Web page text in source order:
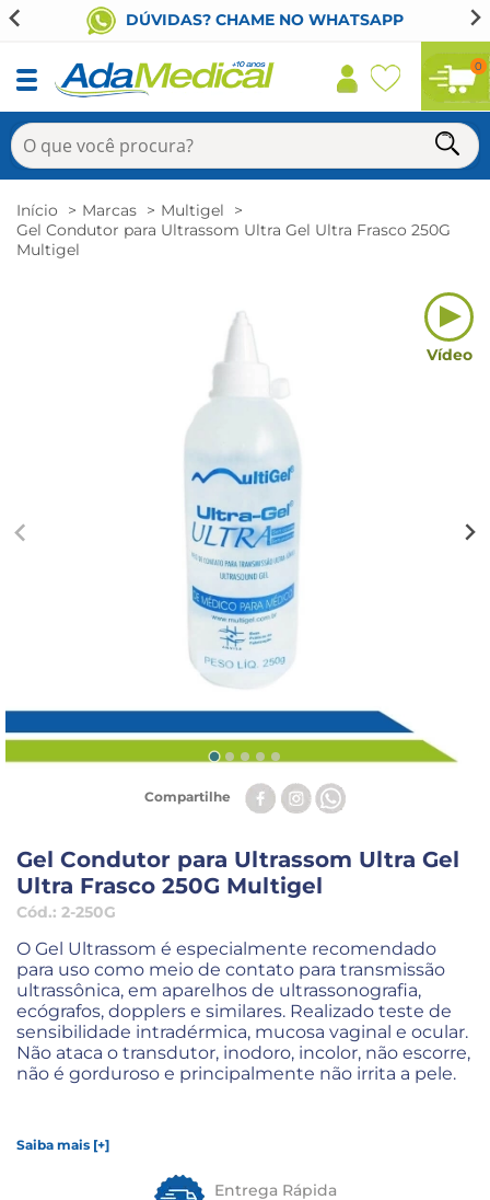
DÚVIDAS? CHAME NO WHATSAPP
0
Início Marcas
Multigel
Gel Condutor para Ultrassom Ultra Gel Ultra Frasco 250G
Multigel
Vídeo
Compartilhe
Gel Condutor para Ultrassom Ultra Gel
Ultra Frasco 250G Multigel
Cód.: 2-250G
O Gel Ultrassom é especialmente recomendado
para uso como meio de contato para transmissão
ultrassônica, em aparelhos de ultrassonografia,
ecógrafos, dopplers e similares. Realizado teste de
sensibilidade intradérmica, mucosa vaginal e ocular.
Não ataca o transdutor, inodoro, incolor, não escorre,
não é gorduroso e principalmente não irrita a pele.
Saiba mais [+]
Entrega Rápida